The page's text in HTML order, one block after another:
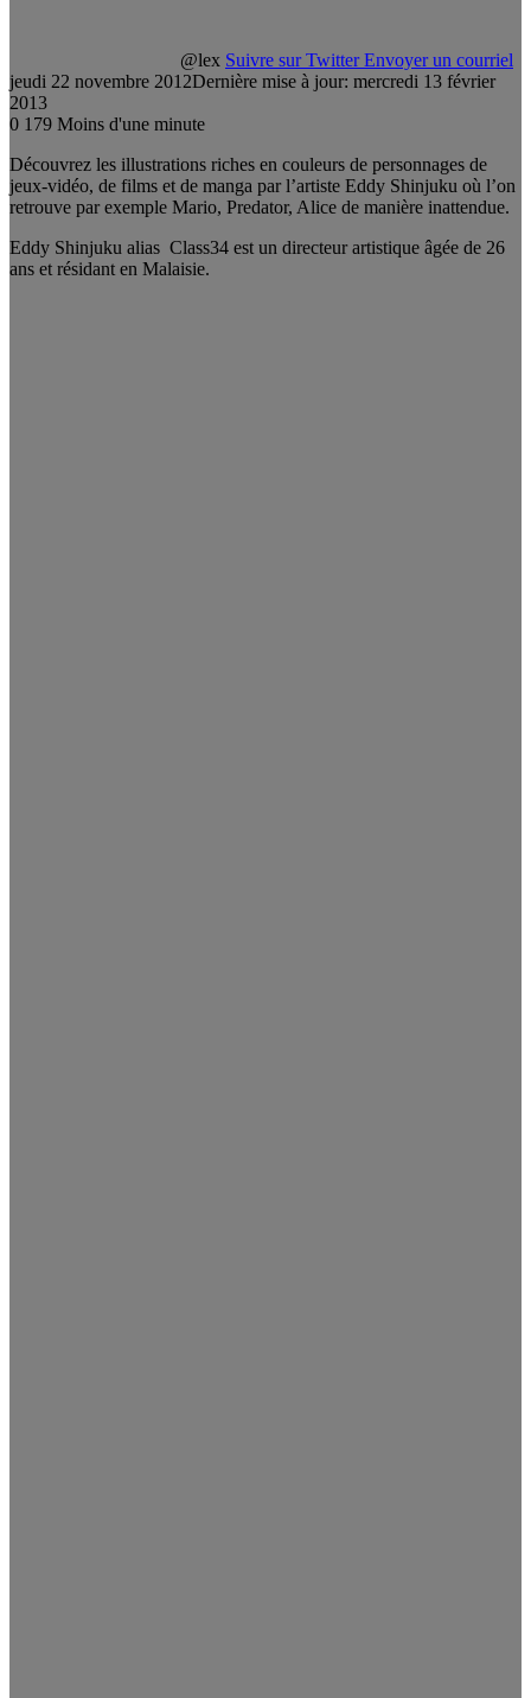
@lex Suivre sur Twitter Envoyer un courriel
jeudi 22 novembre 2012Dernière mise à jour: mercredi 13 février
2013
0 179 Moins d'une minute
Découvrez les illustrations riches en couleurs de personnages de
jeux-vidéo, de films et de manga par l’artiste Eddy Shinjuku où l’on
retrouve par exemple Mario, Predator, Alice de manière inattendue.
Eddy Shinjuku alias Class34 est un directeur artistique âgée de 26
ans et résidant en Malaisie.